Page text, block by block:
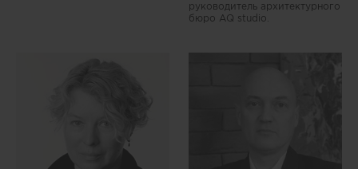
руководитель архитектурного
бюро AQ studio.